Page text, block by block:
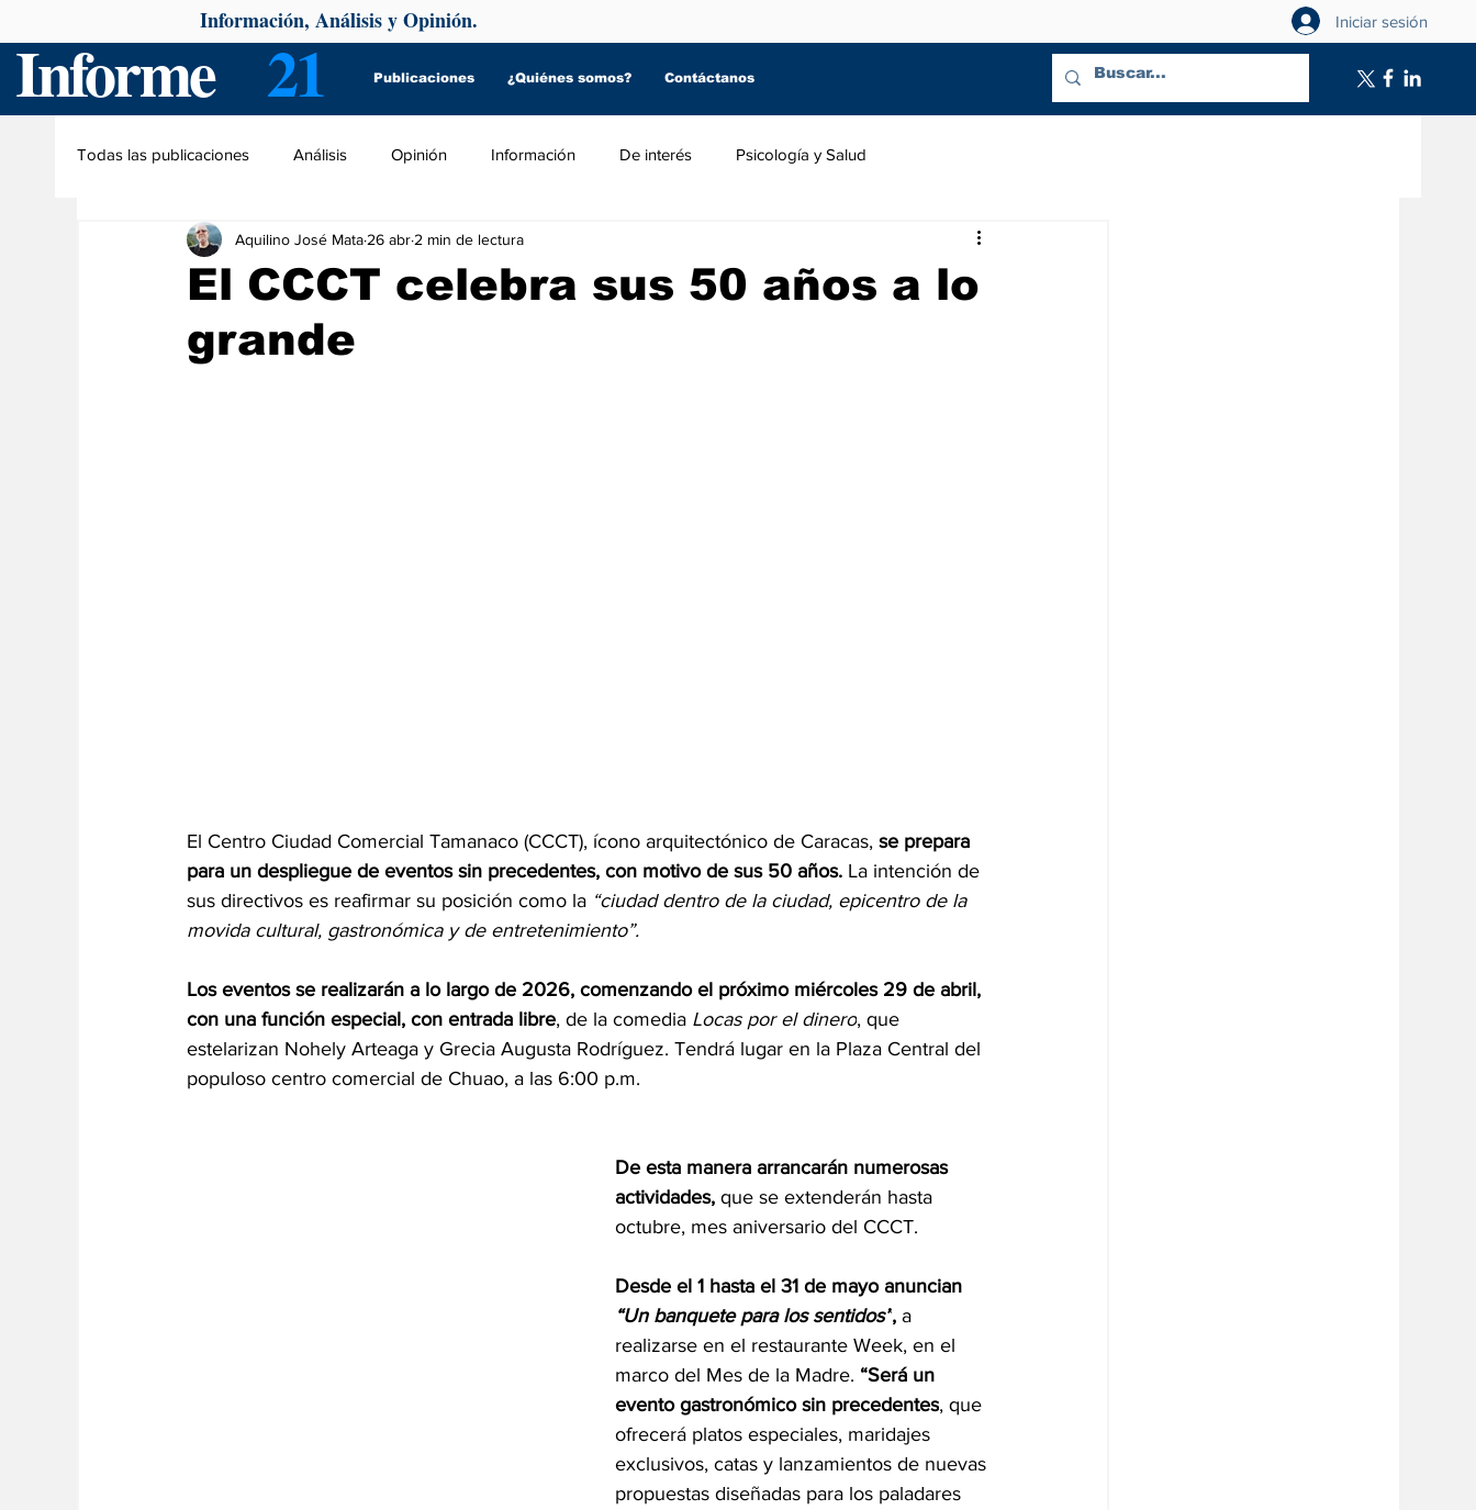
Informe 21 Publicaciones ¿Quiénes somos? Contáctanos
Información, Análisis y Opinión. Iniciar sesión
Todas las publicaciones Análisis Opinión Información De interés Psicología y Salud
El CCCT celebra sus 50 años a lo
grande
Aquilino José Mata 26 abr 2 min de lectura
El Centro Ciudad Comercial Tamanaco (CCCT), ícono arquitectónico de Caracas, se prepara
para un despliegue de eventos sin precedentes, con motivo de sus 50 años. La intención de
sus directivos es reafirmar su posición como la “ciudad dentro de la ciudad, epicentro de la
movida cultural, gastronómica y de entretenimiento”.
Los eventos se realizarán a lo largo de 2026, comenzando el próximo miércoles 29 de abril,
con una función especial, con entrada libre, de la comedia Locas por el dinero, que
estelarizan Nohely Arteaga y Grecia Augusta Rodríguez. Tendrá lugar en la Plaza Central del
populoso centro comercial de Chuao, a las 6:00 p.m.
De esta manera arrancarán numerosas
actividades, que se extenderán hasta
octubre, mes aniversario del CCCT.
Desde el 1 hasta el 31 de mayo anuncian
“Un banquete para los sentidos”, a
realizarse en el restaurante Week, en el
marco del Mes de la Madre. “Será un
evento gastronómico sin precedentes, que
ofrecerá platos especiales, maridajes
exclusivos, catas y lanzamientos de nuevas
propuestas diseñadas para los paladares